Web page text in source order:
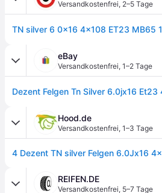
Versandkostenfrei, 2–5 Tage
TN silver 6 0x16 4x108 ET23 MB65 1
eBay
Versandkostenfrei, 1–2 Tage
Hood.de
Versandkostenfrei, 1–3 Tage
REIFEN.DE
Versandkostenfrei, 5–7 Tage